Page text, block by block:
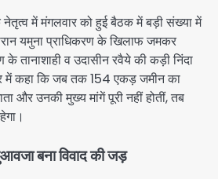
नेतृत्व में मंगलवार को हुई बैठक में बड़ी संख्या में
यमुना प्राधिकरण के खिलाफ जमकर
के तानाशाही व उदासीन रवैये की कड़ी निंदा
में कहा कि जब तक 154 एकड़ जमीन का
और उनकी मुख्य मांगें पूरी नहीं होतीं, तब
बना विवाद की जड़